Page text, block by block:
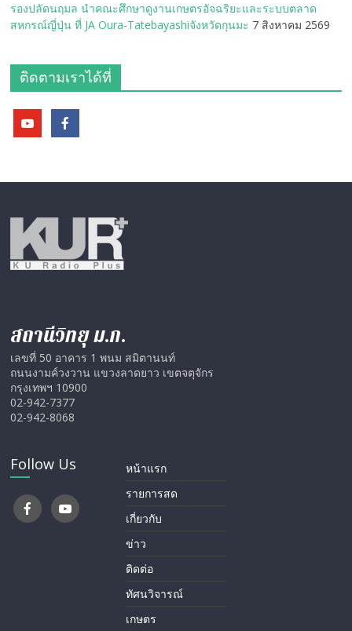
รองปลัดนฤมล นำคณะศึกษาดูงานเกษตรอัจฉริยะและระบบตลาด
สหกรณ์ญี่ปุ่น ที่ JA Oura-Tatebayashiจังหวัดกุนมะ 7 สิงหาคม 2569
ติดตามเราได้ที่
สถานีวิทยุ ม.ก.
เลขที่ 50 อาคาร 1 พนม สมิตานนท์
ถนนงามค์วงวาน แขวงลาดยาว เขตจตุจักร
กรุงเทพฯ 10900
02-942-7377
02-942-8068
Follow Us
หน้าแรก
รายการสด
เกี่ยวกับ
ข่าว
ติดต่อ
ทัศนวิจารณ์
เกษตร